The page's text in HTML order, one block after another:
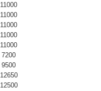
11000
11000
11000
11000
11000
7200
9500
12650
12500